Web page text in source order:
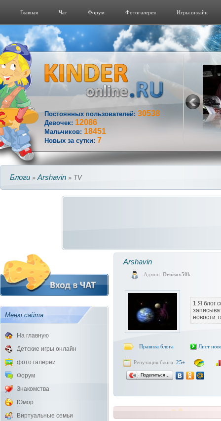
Главная Чат Форум Фотогалерeя Игры онлайн
Постоянных пользователей: 30538
Девочек: 12086
Мальчиков: 18451
Новых за сутки: 7
Блоги »Аrshavin » TV
Меню сайта
На главную
Детские игры онлайн
фото галереи
Форум
Знакомства
Юмор
Виртуальные семьи
Аrshavin
Админ: Denisov50k
1.Я блог
новости
Правила блога Лист
Репутация блога: 25±
Поделиться…